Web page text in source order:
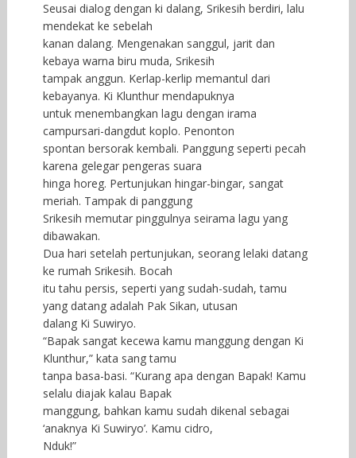
Seusai dialog dengan ki dalang, Srikesih berdiri, lalu
mendekat ke sebelah
kanan dalang. Mengenakan sanggul, jarit dan
kebaya warna biru muda, Srikesih
tampak anggun. Kerlap-kerlip memantul dari
kebayanya. Ki Klunthur mendapuknya
untuk menembangkan lagu dengan irama
campursari-dangdut koplo. Penonton
spontan bersorak kembali. Panggung seperti pecah
karena gelegar pengeras suara
hinga horeg. Pertunjukan hingar-bingar, sangat
meriah. Tampak di panggung
Srikesih memutar pinggulnya seirama lagu yang
dibawakan.
Dua hari setelah pertunjukan, seorang lelaki datang
ke rumah Srikesih. Bocah
itu tahu persis, seperti yang sudah-sudah, tamu
yang datang adalah Pak Sikan, utusan
dalang Ki Suwiryo.
“Bapak sangat kecewa kamu manggung dengan Ki
Klunthur,” kata sang tamu
tanpa basa-basi. “Kurang apa dengan Bapak! Kamu
selalu diajak kalau Bapak
manggung, bahkan kamu sudah dikenal sebagai
‘anaknya Ki Suwiryo’. Kamu cidro,
Nduk!”